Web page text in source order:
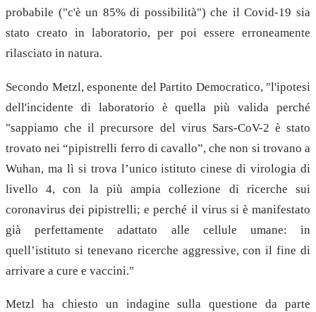
probabile ("c'è un 85% di possibilità") che il Covid-19 sia
stato creato in laboratorio, per poi essere erroneamente
rilasciato in natura.
Secondo Metzl, esponente del Partito Democratico, "l'ipotesi
dell'incidente di laboratorio è quella più valida perché
"sappiamo che il precursore del virus Sars-CoV-2 è stato
trovato nei “pipistrelli ferro di cavallo”, che non si trovano a
Wuhan, ma lì si trova l’unico istituto cinese di virologia di
livello 4, con la più ampia collezione di ricerche sui
coronavirus dei pipistrelli; e perché il virus si è manifestato
già perfettamente adattato alle cellule umane: in
quell’istituto si tenevano ricerche aggressive, con il fine di
arrivare a cure e vaccini."
Metzl ha chiesto un indagine sulla questione da parte